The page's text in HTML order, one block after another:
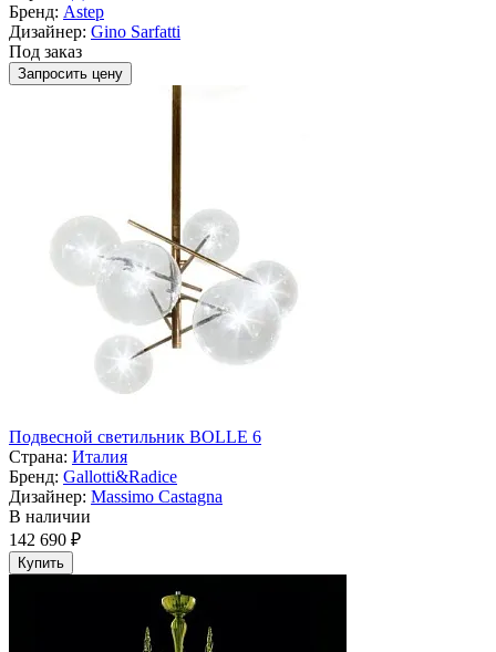
Бренд: Astep
Дизайнер: Gino Sarfatti
Под заказ
Запросить цену
Подвесной светильник BOLLE 6
Страна: Италия
Бренд: Gallotti&Radice
Дизайнер: Massimo Castagna
В наличии
142 690 ₽
Купить